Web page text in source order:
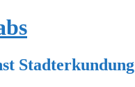
Stadterkundung